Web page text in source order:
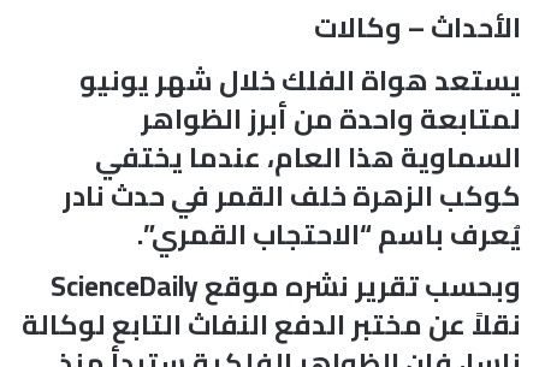
الأحداث – وكالات
يستعد هواة الفلك خلال شهر يونيو
لمتابعة واحدة من أبرز الظواهر
السماوية هذا العام، عندما يختفي
كوكب الزهرة خلف القمر في حدث نادر
يُعرف باسم “الاحتجاب القمري”.
وبحسب تقرير نشره موقع ScienceDaily
نقلاً عن مختبر الدفع النفاث التابع لوكالة